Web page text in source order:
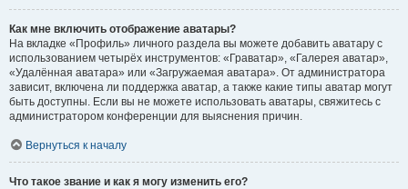
Как мне включить отображение аватары?
На вкладке «Профиль» личного раздела вы можете добавить аватару с
использованием четырёх инструментов: «Граватар», «Галерея аватар»,
«Удалённая аватара» или «Загружаемая аватара». От администратора
зависит, включена ли поддержка аватар, а также какие типы аватар могут
быть доступны. Если вы не можете использовать аватары, свяжитесь с
администратором конференции для выяснения причин.
Вернуться к началу
Что такое звание и как я могу изменить его?